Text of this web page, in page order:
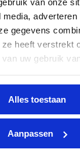
gegevens
heeft verstrekt
uw gebruik
Alles toestaan
Aanpassen
levensduur
langer is
Dit
in